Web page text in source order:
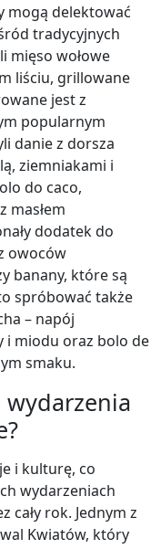
mogą delektować
tradycyjnych
mięso wołowe
liściu, grillowane
jest z
popularnym
danie z dorsza
ziemniakami i
do caco,
masłem
dodatek do
owoców
banany, które są
spróbować także
– napój
i miodu oraz bolo de
smaku.
wydarzenia
i kulturę, co
wydarzeniach
rok. Jednym z
Kwiatów, który